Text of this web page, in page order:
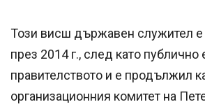
Този висш държавен служител е
през 2014 г., след като публично
правителството и е продължил
организационния комитет на